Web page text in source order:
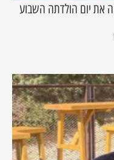
יום הולדתה השבוע